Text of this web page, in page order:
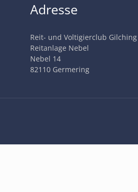
Adresse
Reit- und Voltigierclub Gilching
Reitanlage Nebel
Nebel 14
82110 Germering